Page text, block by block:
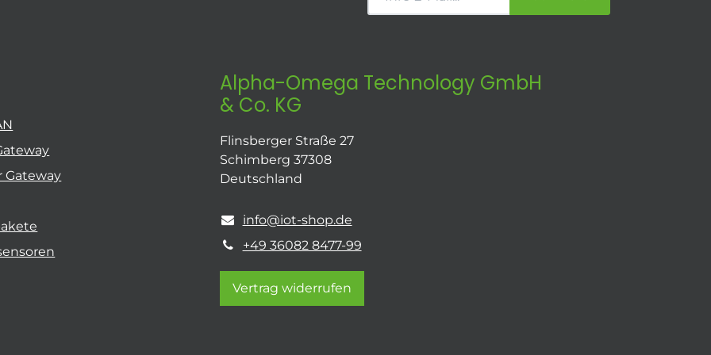
Gateway
Alpha-Omega Technology GmbH
& Co. KG
Flinsberger Straße 27
Schimberg 37308
Deutschland
info@iot-shop.de
+49 36082 8477-99
Vertrag widerrufen